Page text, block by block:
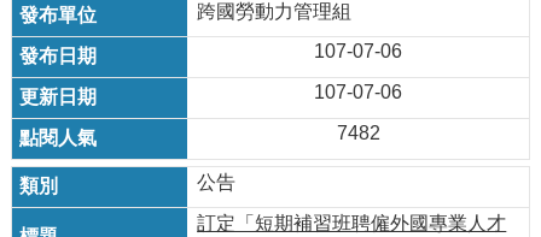
跨國勞動力管理組
107-07-06
107-07-06
7482
公告
訂定「短期補習班聘僱外國專業人才